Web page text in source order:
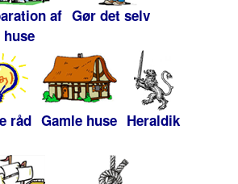
af
huse
Gør det selv
råd Gamle huse Heraldik